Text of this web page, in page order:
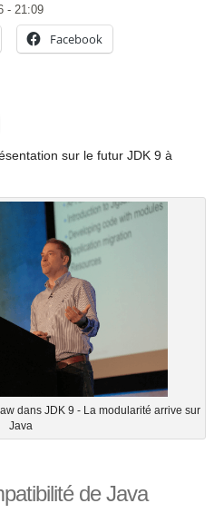
- 21:09
Facebook
sur le futur JDK 9 à
dans JDK 9 - La modularité arrive sur
Java
de Java